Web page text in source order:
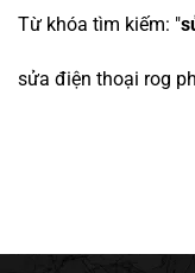
Từ khóa tìm kiếm: "
sửa điện thoại rog